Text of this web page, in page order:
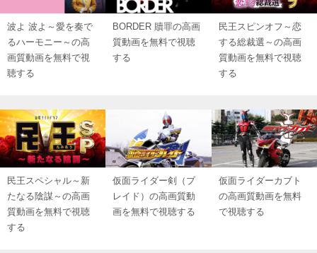
波よ 波よ～愛を奏で
るハーモニー～の高
画質動画を無料で視
聴する
BORDER 贖罪の高画
質動画を無料で視聴
する
民王スピンオフ～恋
する総裁選～の高画
質動画を無料で視聴
する
民王スペシャル～新
たなる陰謀～の高画
質動画を無料で視聴
する
仮面ライダー剣（ブ
レイド）の高画質動
画を無料で視聴する
仮面ライダーカブト
の高画質動画を無料
で視聴する